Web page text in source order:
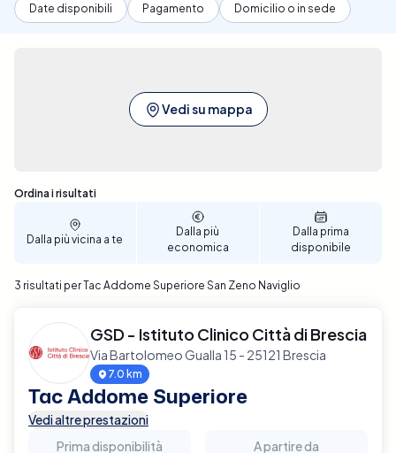
Date disponibili Pagamento Domicilio o in sede
Vedi su mappa
Sono stati trovati 3 risultati
Ordina i risultati
Dalla più vicina a te
Dalla più
economica
Dalla prima
disponibile
3 risultati per Tac Addome Superiore San Zeno Naviglio
GSD - Istituto Clinico Città di Brescia
Via Bartolomeo Gualla 15 - 25121 Brescia
7.0 km
Tac Addome Superiore
Vedi altre prestazioni
Prima disponibilità
A partire da